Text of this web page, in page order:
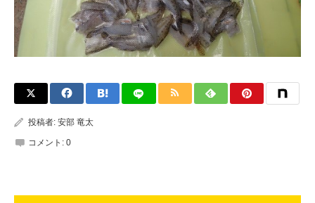
投稿者: 安部 竜太
コメント: 0